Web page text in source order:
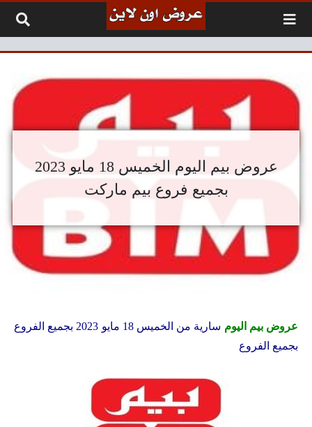
عروض بيم اليوم الخميس 18 مايو 2023
بجميع فروع بيم ماركت
عروض بيم اليوم
سارية من الخميس 18 مايو 2023 بجميع الفروع
بجميع الفروع